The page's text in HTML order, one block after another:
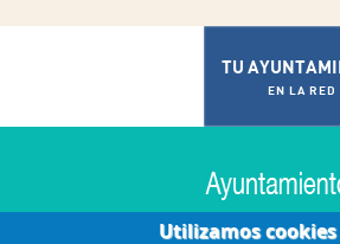
TU
EN LA RED
Utilizamos